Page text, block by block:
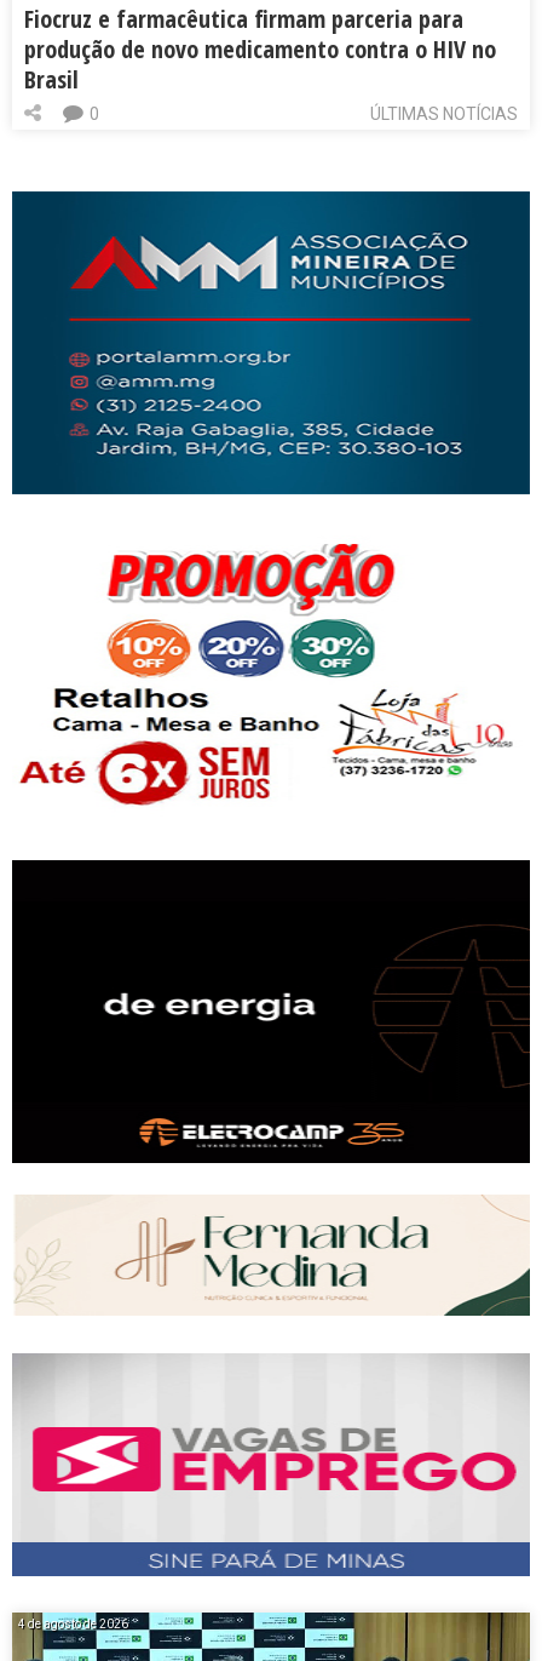
Fiocruz e farmacêutica firmam parceria para
produção de novo medicamento contra o HIV no
Brasil
ÚLTIMAS NOTÍCIAS
0
4 de agosto de 2026